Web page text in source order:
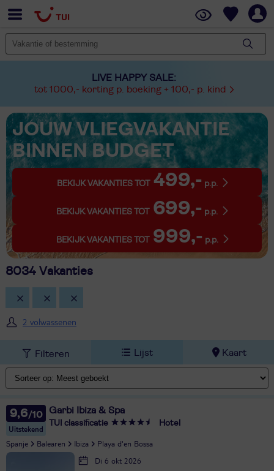
LIVE HAPPY SALE:
tot 1000,- korting p. boeking + 100,- p. kind
JOUW VLIEGVAKANTIE
BINNEN BUDGET
BEKIJK VAKANTIES TOT 499,- p.p.
BEKIJK VAKANTIES TOT 699,- p.p.
BEKIJK VAKANTIES TOT 999,- p.p.
8034 Vakanties
2 volwassenen
Filteren Lijst Kaart
9,6
Uitstekend
Garbi Ibiza & Spa
TUI classificatie Hotel
Spanje Balearen Ibiza Playa d'en Bossa
Di 6 okt 2026